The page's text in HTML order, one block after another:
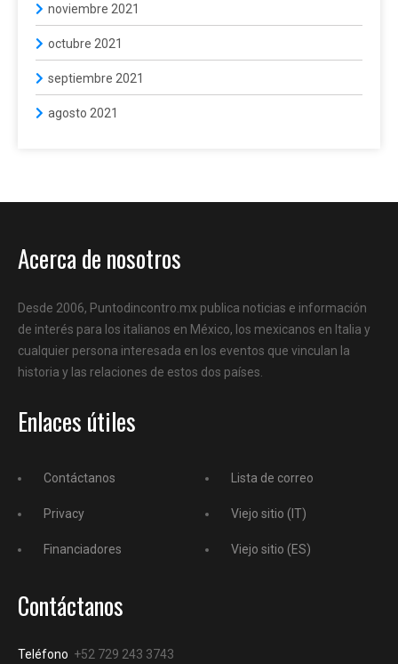
noviembre 2021
octubre 2021
septiembre 2021
agosto 2021
Acerca de nosotros
Desde 2006, Puntodincontro.mx publica noticias e información
de interés para los italianos en México, los mexicanos en Italia y
cualquier persona interesada en los eventos que vinculan la
historia y las relaciones de estos dos países.
Enlaces útiles
Contáctanos
Privacy
Financiadores
Lista de correo
Viejo sitio (IT)
Viejo sitio (ES)
Contáctanos
Teléfono +52 729 243 3743